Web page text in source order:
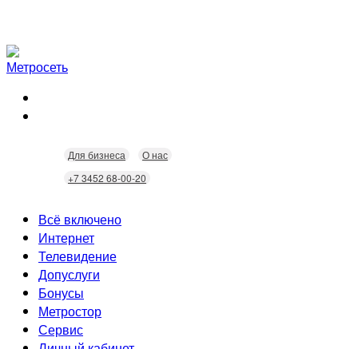
Для бизнеса
О нас
+7 3452 68-00-20
Всё включено
Интернет
Скорость
Безопасность
Wi-Fi
Технологии
Телевидение
Кабельное ТВ
Интерактивное ТВ
Допуслуги
Видеонаблюдение
Домофония
Бонусы
Статусы
Бонусы
Метростор
Сервис